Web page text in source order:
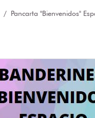
Pancarta "Bienvenidos"